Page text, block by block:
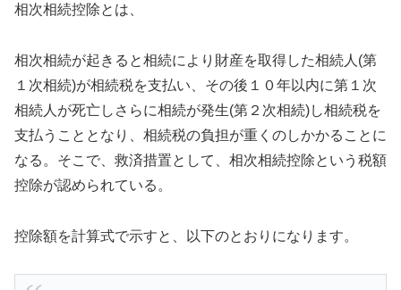
相次相続控除とは、
相次相続が起きると相続により財産を取得した相続人(第
１次相続)が相続税を支払い、その後１０年以内に第１次
相続人が死亡しさらに相続が発生(第２次相続)し相続税を
支払うこととなり、相続税の負担が重くのしかかることに
なる。そこで、救済措置として、相次相続控除という税額
控除が認められている。
控除額を計算式で示すと、以下のとおりになります。